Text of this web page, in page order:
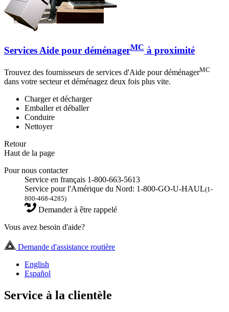
Services Aide pour déménagerMC à proximité
Trouvez des fournisseurs de services d'Aide pour déménagerMC
dans votre secteur et déménagez deux fois plus vite.
Charger et décharger
Emballer et déballer
Conduire
Nettoyer
Retour
Haut de la page
Pour nous contacter
Service en français 1-800-663-5613
Service pour l'Amérique du Nord: 1-800-GO-U-HAUL(1-
800-468-4285)
Demander à être rappelé
Vous avez besoin d'aide?
Demande d'assistance routière
English
Español
Service à la clientèle